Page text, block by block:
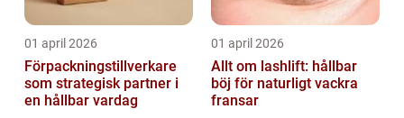
01 april 2026
Förpackningstillverkare
som strategisk partner i
en hållbar vardag
01 april 2026
Allt om lashlift: hållbar
böj för naturligt vackra
fransar